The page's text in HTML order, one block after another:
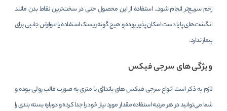
زخم سریع‌تر انجام شود.. استفاده از این محصول حتی در سخت‌ترین نقاط بدن مانند
انگشت‌های پا یا دست امکان پذیر بوده و هیچ گونه ریسک استفاده‌ یا عوارض جانبی برای
بیمار ندارد.
ویژگی‌های سرجی فیکس
لازم به ذکر است انواع سرجی فیکس های بانداژی یا متری به صورت قالب رولی بوده و
شما می‌توانید در هر مرتبه استفاده مقدار مورد نیاز خود را جدا کرده و دوباره بسته بندی را